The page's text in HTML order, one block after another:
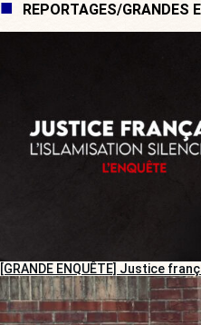
REPORTAGES/GRANDES
[GRANDE ENQUÊTE] Justice